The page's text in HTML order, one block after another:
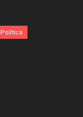
Política